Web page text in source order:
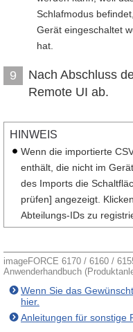
Schlafmodus
Gerät eingeschaltet
hat.
9
Nach Abschluss
Remote UI ab.
HINWEIS
Wenn die importierte
enthält, die nicht im
des Imports die
prüfen] angezeigt.
Abteilungs-IDs zu
imageFORCE 6170 / 6160 /
Anwenderhandbuch
Wenn Sie das
hier.
Anleitungen für sonstige